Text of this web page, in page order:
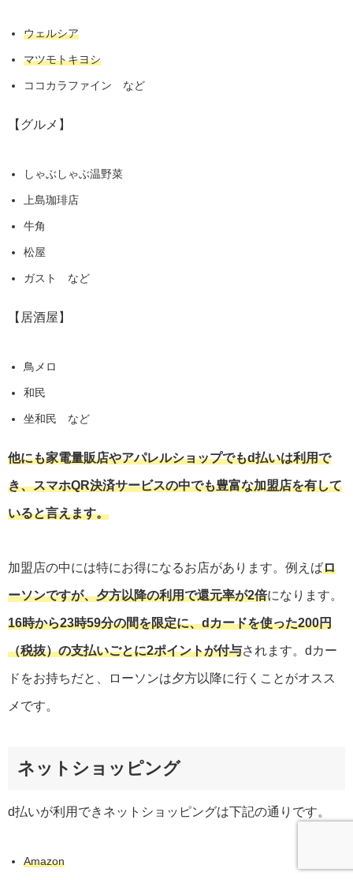
ウェルシア
マツモトキヨシ
ココカラファイン など
【グルメ】
しゃぶしゃぶ温野菜
上島珈琲店
牛角
松屋
ガスト など
【居酒屋】
鳥メロ
和民
坐和民 など
他にも家電量販店やアパレルショップでもd払いは利用で
き、スマホQR決済サービスの中でも豊富な加盟店を有して
いると言えます。
加盟店の中には特にお得になるお店があります。例えばロ
ーソンですが、夕方以降の利用で還元率が2倍になります。
16時から23時59分の間を限定に、dカードを使った200円
（税抜）の支払いごとに2ポイントが付与されます。dカー
ドをお持ちだと、ローソンは夕方以降に行くことがオスス
メです。
ネットショッピング
d払いが利用できネットショッピングは下記の通りです。
Amazon